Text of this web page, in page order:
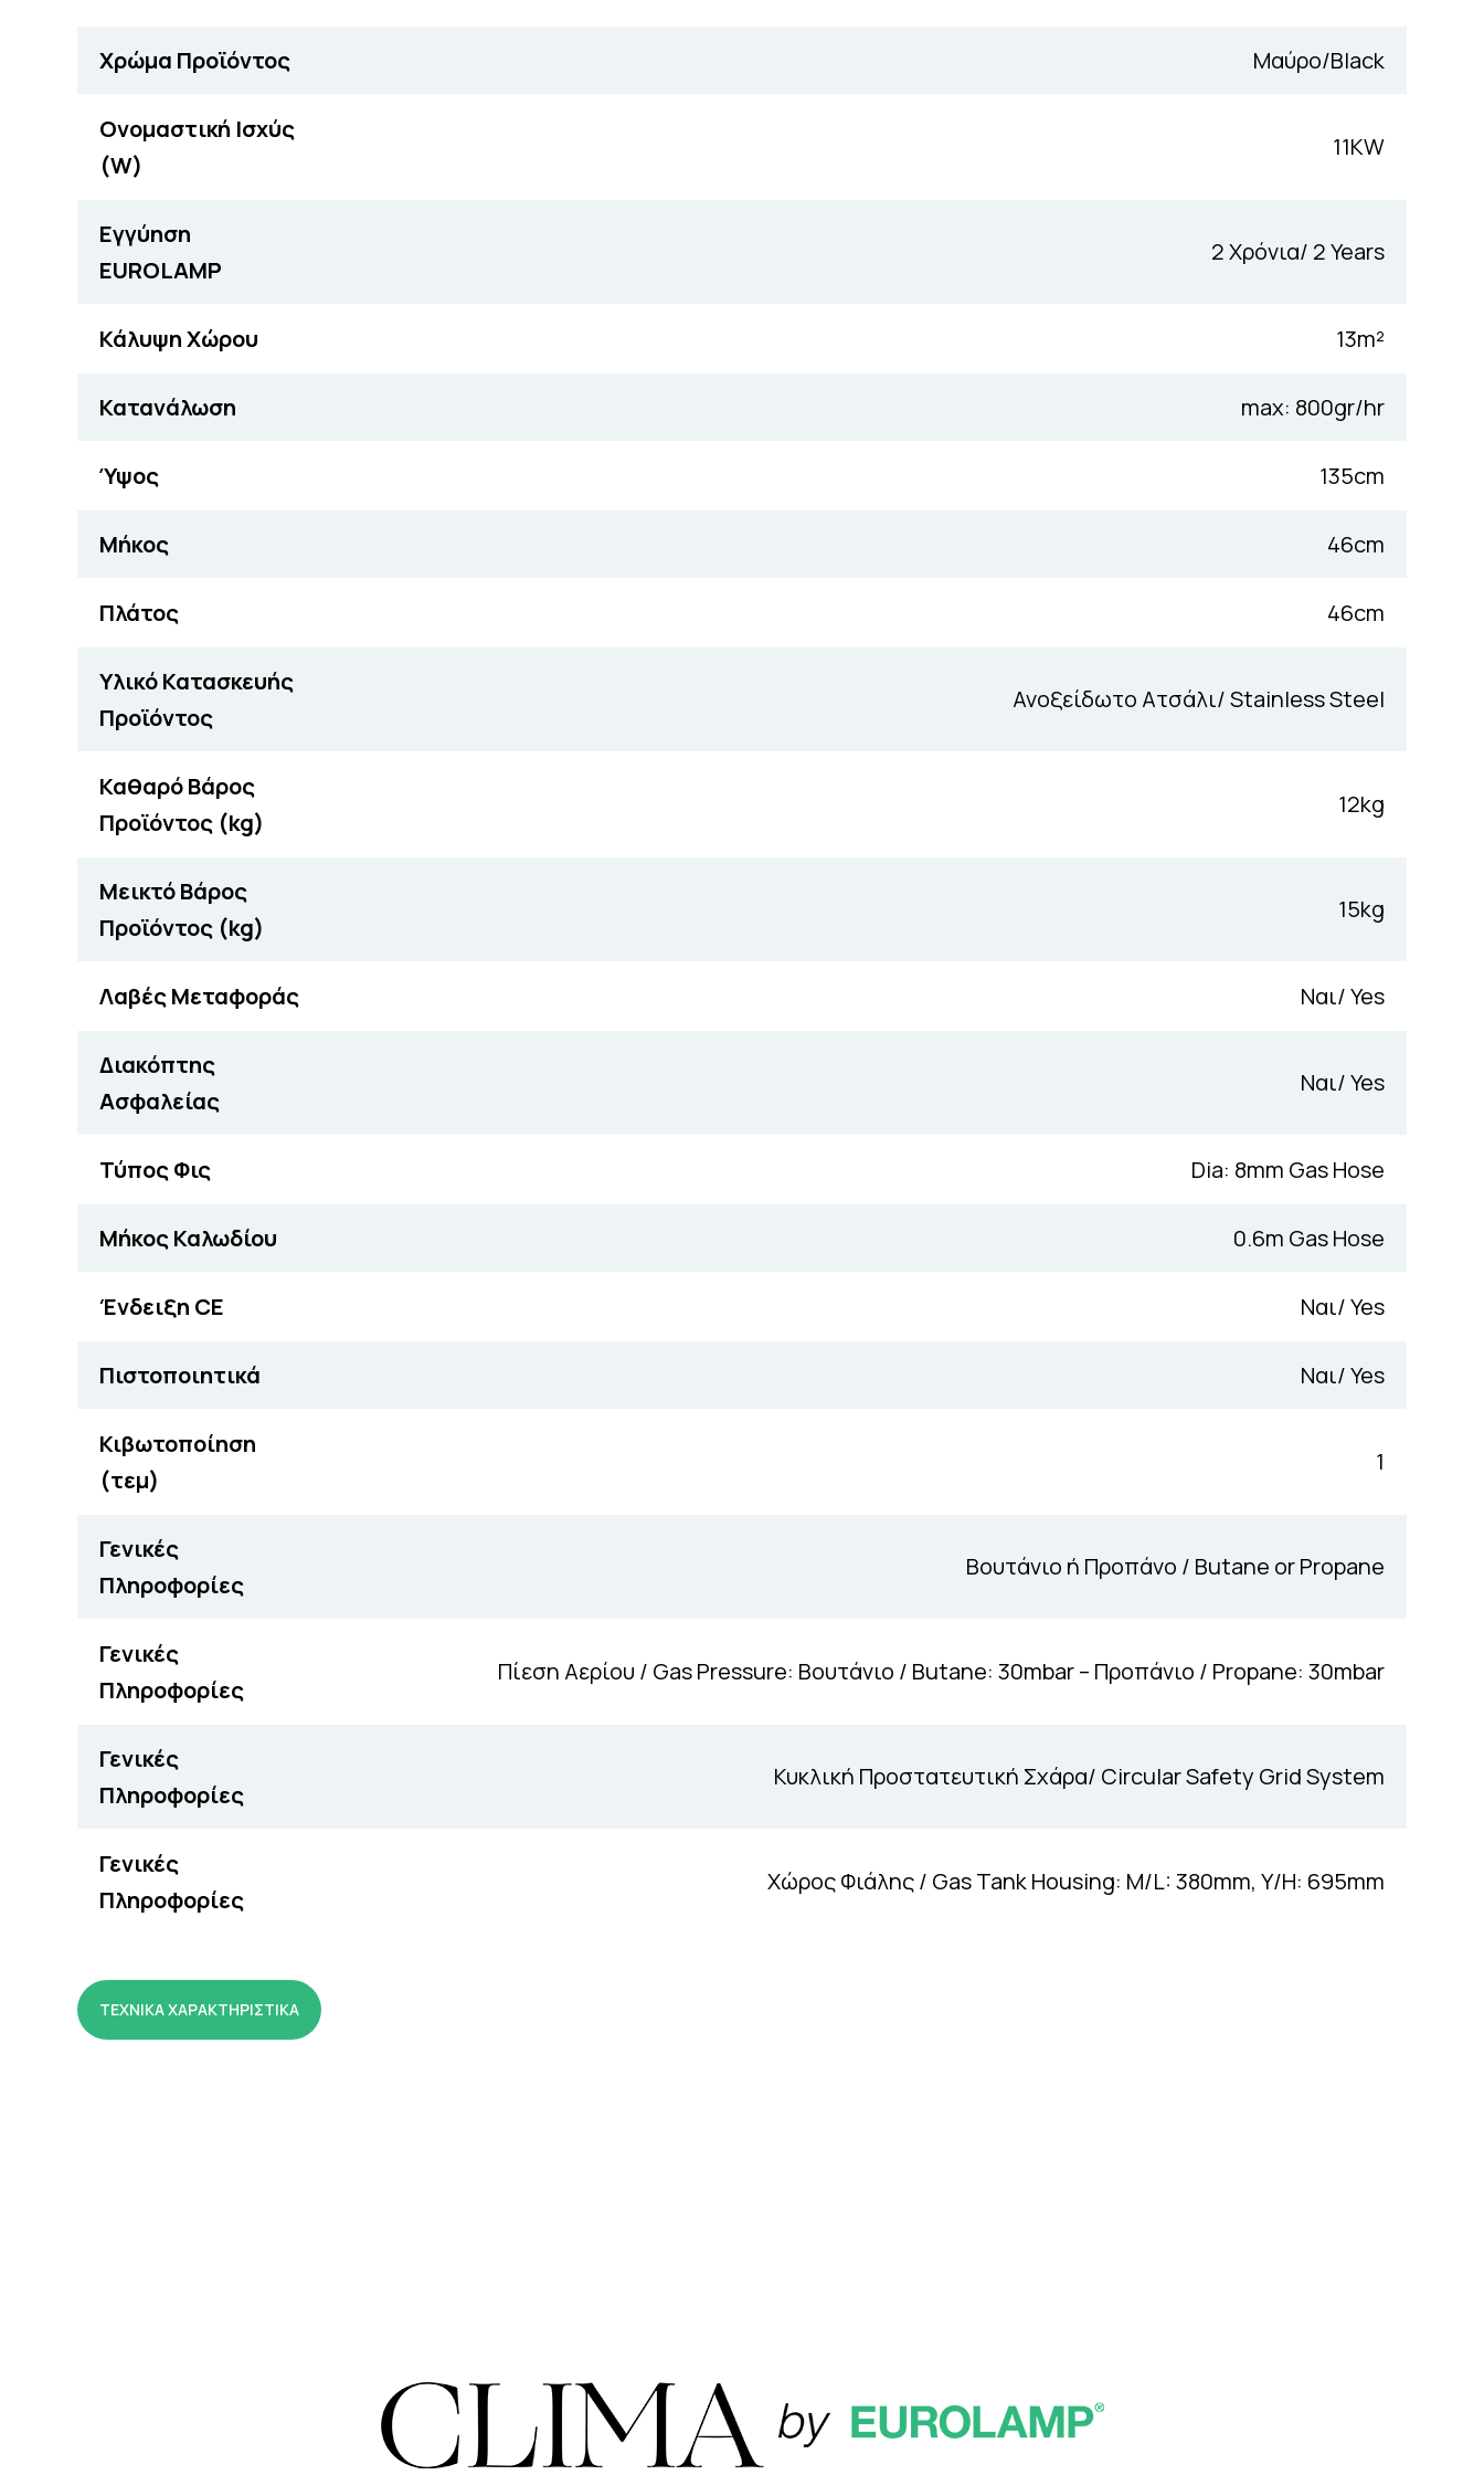
Χρώμα Προϊόντος Μαύρo/Black
Ονομαστική Ισχύς
(W)
11KW
Εγγύηση
EUROLAMP
2 Χρόνια/ 2 Years
Κάλυψη Χώρου 13m²
Κατανάλωση max: 800gr/hr
Ύψος 135cm
Μήκος 46cm
Πλάτος 46cm
Υλικό Κατασκευής
Προϊόντος
Ανοξείδωτο Ατσάλι/ Stainless Steel
Καθαρό Βάρος
Προϊόντος (kg)
12kg
Μεικτό Βάρος
Προϊόντος (kg)
15kg
Λαβές Μεταφοράς Ναι/ Yes
Διακόπτης
Ασφαλείας
Ναι/ Yes
Τύπος Φις Dia: 8mm Gas Hose
Μήκος Καλωδίου 0.6m Gas Hose
Ένδειξη CE Ναι/ Yes
Πιστοποιητικά Ναι/ Yes
Κιβωτοποίηση
(τεμ)
1
Γενικές
Πληροφορίες
Βουτάνιο ή Προπάνο / Butane or Propane
Γενικές
Πληροφορίες
Πίεση Αερίου / Gas Pressure: Βουτάνιο / Butane: 30mbar – Προπάνιο / Propane: 30mbar
Γενικές
Πληροφορίες
Κυκλική Προστατευτική Σχάρα/ Circular Safety Grid System
Γενικές
Πληροφορίες
Χώρος Φιάλης / Gas Tank Housing: M/L: 380mm, Υ/Η: 695mm
ΤΕΧΝΙΚΑ ΧΑΡΑΚΤΗΡΙΣΤΙΚΑ